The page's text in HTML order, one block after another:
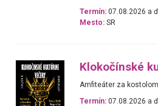
Termín: 07.08.2026 a
Mesto: SR
Klokočínské
Amfiteáter za
Termín: 07.08.2026 a